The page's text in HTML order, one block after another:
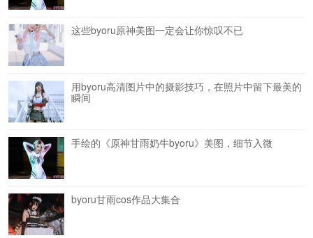
这些byoru原神美图一定会让你惊叹不已
用byoru高清图片中的摄影技巧，在照片中留下最美的
瞬间
手绘的《原神甘雨奶牛byoru》美图，细节入微
byoru甘雨cos作品大集合